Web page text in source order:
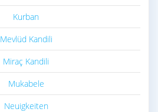
Kurban
Mevlüd Kandili
Miraç Kandili
Mukabele
Neuigkeiten